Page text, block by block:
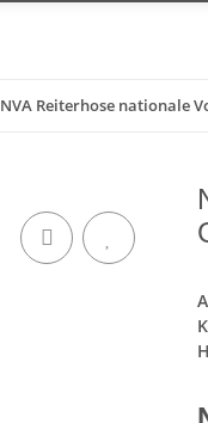
NVA Reiterhose nationale